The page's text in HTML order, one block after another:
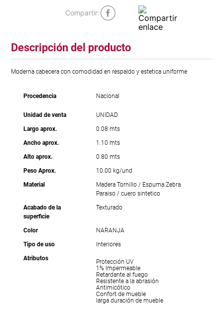
Descripción del producto
Moderna cabecera con comodidad en respaldo y estetica uniforme
Procedencia Nacional
Unidad de venta
UNIDAD
Largo aprox.
0.08 mts
Ancho aprox.
1.10 mts
Alto aprox.
0.80 mts
Peso Aprox.
10.00 kg/und
Material
Madera Tornillo / Espuma Zebra
Paraiso / cuero sintetico
Acabado de la
superficie
Texturado
Color
NARANJA
Tipo de uso
Interiores
Atributos
Protección UV
1% Impermeable
Retardante al fuego
Resistente a la abrasión
Antimicótico
Confort de mueble
larga duración de mueble